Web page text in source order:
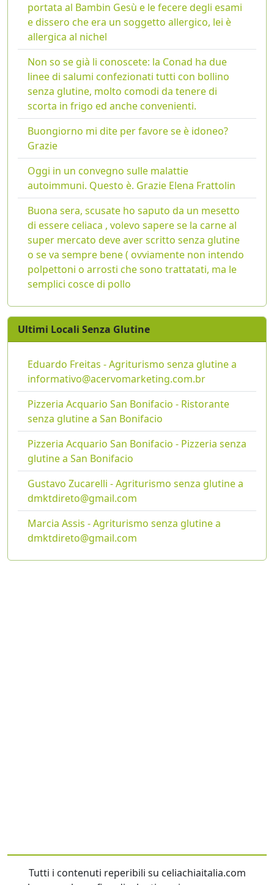
portata al Bambin Gesù e le fecere degli esami
e dissero che era un soggetto allergico, lei è
allergica al nichel
Non so se già li conoscete: la Conad ha due
linee di salumi confezionati tutti con bollino
senza glutine, molto comodi da tenere di
scorta in frigo ed anche convenienti.
Buongiorno mi dite per favore se è idoneo?
Grazie
Oggi in un convegno sulle malattie
autoimmuni. Questo è. Grazie Elena Frattolin
Buona sera, scusate ho saputo da un mesetto
di essere celiaca , volevo sapere se la carne al
super mercato deve aver scritto senza glutine
o se va sempre bene ( ovviamente non intendo
polpettoni o arrosti che sono trattatati, ma le
semplici cosce di pollo
Ultimi Locali Senza Glutine
Eduardo Freitas - Agriturismo senza glutine a
informativo@acervomarketing.com.br
Pizzeria Acquario San Bonifacio - Ristorante
senza glutine a San Bonifacio
Pizzeria Acquario San Bonifacio - Pizzeria senza
glutine a San Bonifacio
Gustavo Zucarelli - Agriturismo senza glutine a
dmktdireto@gmail.com
Marcia Assis - Agriturismo senza glutine a
dmktdireto@gmail.com
Tutti i contenuti reperibili su celiachiaitalia.com